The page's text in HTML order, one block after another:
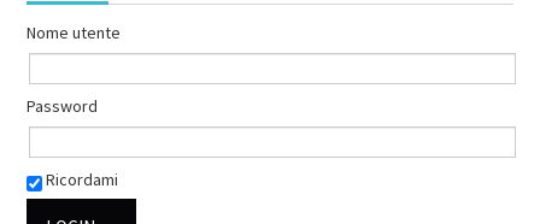
Nome utente
Password
Ricordami